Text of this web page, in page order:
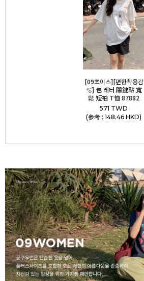
[09초이스][편한착용감
🫧] 包 레터 關鍵點 寬
鬆 短袖 T恤 87882
571 TWD
(参考 : 148.46 HKD)